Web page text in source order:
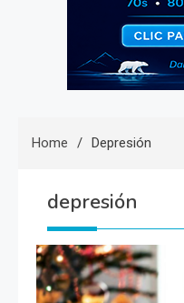
Home Depresión
depresión